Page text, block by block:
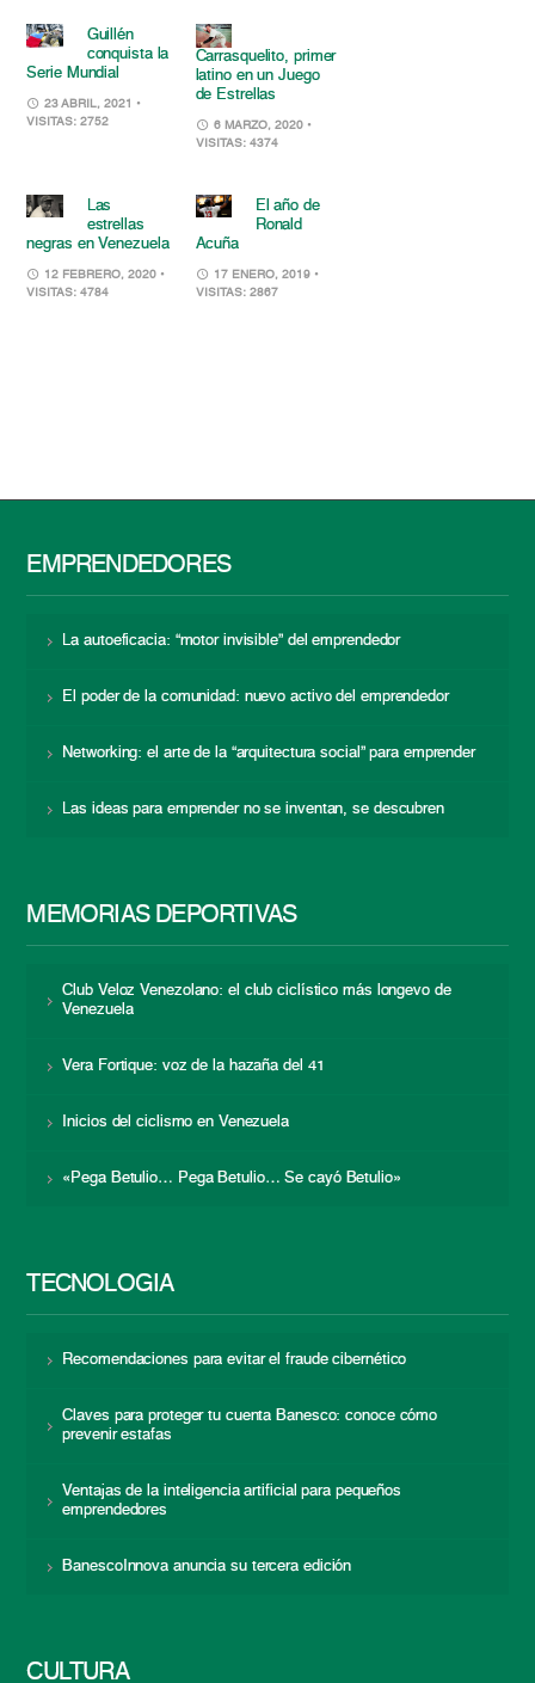
Guillén
conquista la
Serie Mundial
23 ABRIL, 2021 •
VISITAS: 2752
Carrasquelito, primer
latino en un Juego
de Estrellas
6 MARZO, 2020 •
VISITAS: 4374
Las
estrellas
negras en Venezuela
12 FEBRERO, 2020 •
VISITAS: 4784
El año de
Ronald
Acuña
17 ENERO, 2019 •
VISITAS: 2867
EMPRENDEDORES
La autoeficacia: “motor invisible” del emprendedor
El poder de la comunidad: nuevo activo del emprendedor
Networking: el arte de la “arquitectura social” para emprender
Las ideas para emprender no se inventan, se descubren
MEMORIAS DEPORTIVAS
Club Veloz Venezolano: el club ciclístico más longevo de
Venezuela
Vera Fortique: voz de la hazaña del 41
Inicios del ciclismo en Venezuela
«Pega Betulio… Pega Betulio… Se cayó Betulio»
TECNOLOGÍA
Recomendaciones para evitar el fraude cibernético
Claves para proteger tu cuenta Banesco: conoce cómo
prevenir estafas
Ventajas de la inteligencia artificial para pequeños
emprendedores
BanescoInnova anuncia su tercera edición
CULTURA